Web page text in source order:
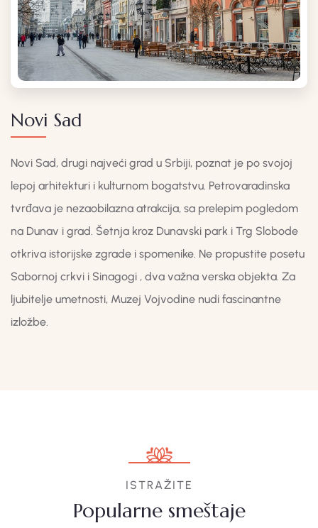
Novi Sad
Novi Sad, drugi najveći grad u Srbiji, poznat je po svojoj
lepoj arhitekturi i kulturnom bogatstvu. Petrovaradinska
tvrđava je nezaobilazna atrakcija, sa prelepim pogledom
na Dunav i grad. Šetnja kroz Dunavski park i Trg Slobode
otkriva istorijske zgrade i spomenike. Ne propustite posetu
Sabornoj crkvi i Sinagogi , dva važna verska objekta. Za
ljubitelje umetnosti, Muzej Vojvodine nudi fascinantne
izložbe.
ISTRAŽITE
Popularne smeštaje